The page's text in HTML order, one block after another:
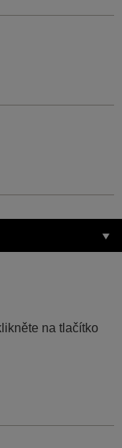
na tlačítko